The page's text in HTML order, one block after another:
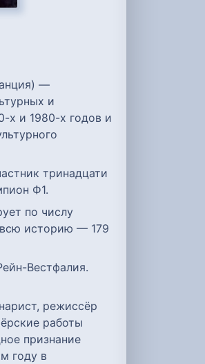
—
и
х и 1980-х годов и
тринадцати
Ф1.
по числу
историю — 179
Вестфалия.
режиссёр
работы
признание
году в